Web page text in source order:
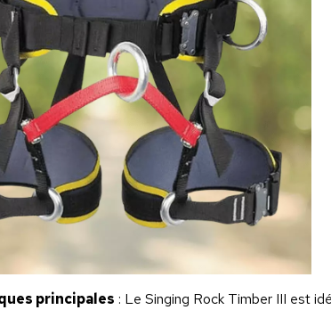
principales : Le Singing Rock Timber III est